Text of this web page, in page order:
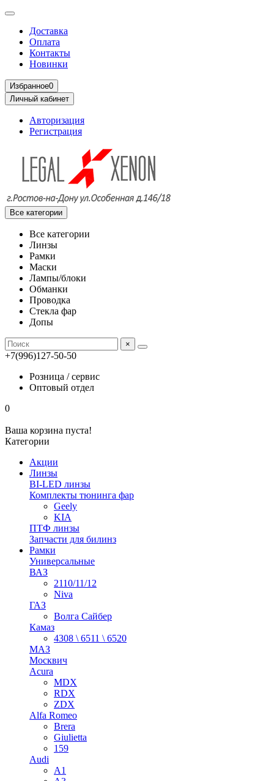
Доставка
Оплата
Контакты
Новинки
Избранное0
Личный кабинет
Авторизация
Регистрация
Все категории
Все категории
Линзы
Рамки
Маски
Лампы/блоки
Обманки
Проводка
Стекла фар
Допы
×
+7(996)127-50-50
Розница / сервис
Оптовый отдел
0
Ваша корзина пуста!
Категории
Акции
Линзы
BI-LED линзы
Комплекты тюнинга фар
Geely
KIA
ПТФ линзы
Запчасти для билинз
Рамки
Универсальные
ВАЗ
2110/11/12
Niva
ГАЗ
Волга Сайбер
Камаз
4308 \ 6511 \ 6520
МАЗ
Москвич
Acura
MDX
RDX
ZDX
Alfa Romeo
Brera
Giulietta
159
Audi
A1